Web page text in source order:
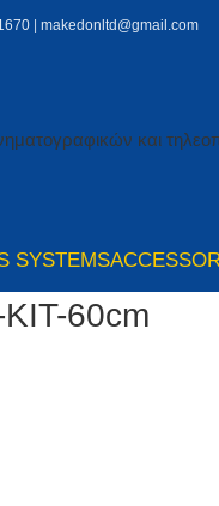
makedonltd@gmail.com
SYSTEMS
60cm